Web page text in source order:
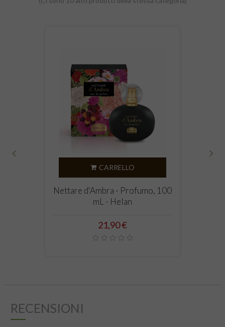
CARRELLO
Nettare d'Ambra - Profumo, 100
mL - Helan
Prezzo
21,90 €
RECENSIONI